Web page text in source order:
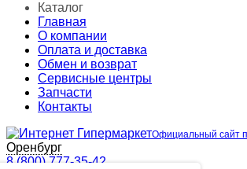
Каталог
Главная
О компании
Оплата и доставка
Обмен и возврат
Сервисные центры
Запчасти
Контакты
Официальный сайт
Оренбург
8 (800) 777-35-42